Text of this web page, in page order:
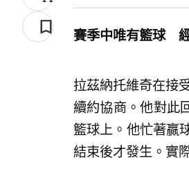
賽季中唯有籃球
拉茲納托維奇在接
續約協商。他對此
籃球上。他忙著贏
結束後才發生。實